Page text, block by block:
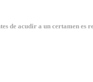
acudir a un certamen es